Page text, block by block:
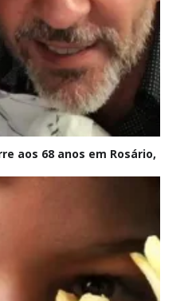
aos 68 anos em Rosário,